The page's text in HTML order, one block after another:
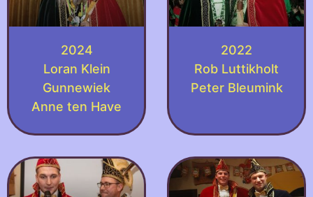
2024
Loran Klein
Gunnewiek
Anne ten Have
2022
Rob Luttikholt
Peter Bleumink